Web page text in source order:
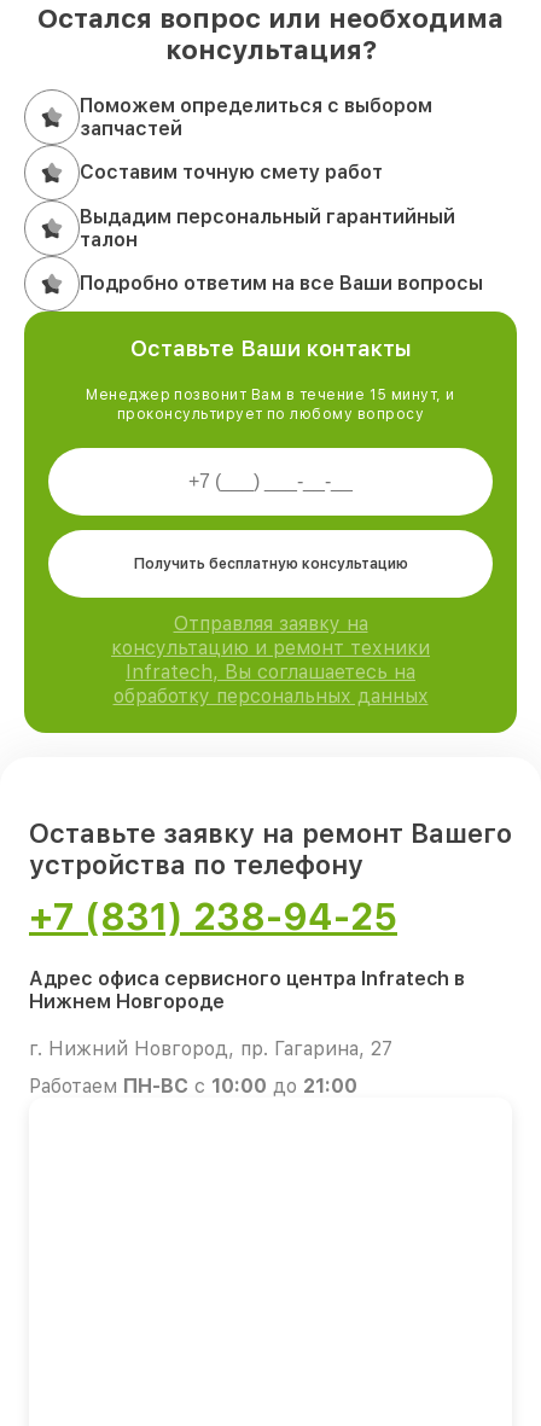
Остался вопрос или необходима
консультация?
Поможем определиться с выбором
запчастей
Составим точную смету работ
Выдадим персональный гарантийный
талон
Подробно ответим на все Ваши вопросы
Оставьте Ваши контакты
Менеджер позвонит Вам в течение 15 минут, и
проконсультирует по любому вопросу
Получить бесплатную консультацию
Отправляя заявку на
консультацию и ремонт техники
Infratech, Вы соглашаетесь на
обработку персональных данных
Оставьте заявку на ремонт Вашего
устройства по телефону
+7 (831) 238-94-25
Адрес офиса сервисного центра Infratech в
Нижнем Новгороде
г. Нижний Новгород, пр. Гагарина, 27
Работаем ПН-ВС с 10:00 до 21:00